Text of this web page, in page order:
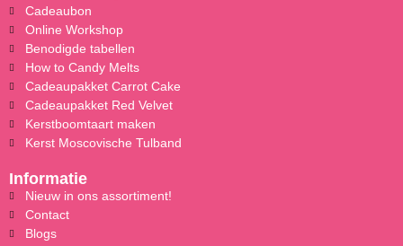
Cadeaubon
Online Workshop
Benodigde tabellen
How to Candy Melts
Cadeaupakket Carrot Cake
Cadeaupakket Red Velvet
Kerstboomtaart maken
Kerst Moscovische Tulband
Informatie
Nieuw in ons assortiment!
Contact
Blogs